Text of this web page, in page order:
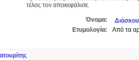
τέλος τον αποκεφάλισε.
Όνομα:
Ετυμολογία:
Από τα